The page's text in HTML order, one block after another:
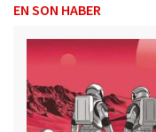
EN SON HABER